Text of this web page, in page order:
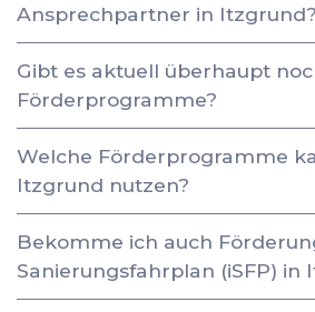
Ansprechpartner in Itzgrund?
Gibt es aktuell überhaupt
Förderprogramme?
Welche Förderprogramme
Itzgrund nutzen?
Bekomme ich auch
Sanierungsfahrplan (iSFP) in